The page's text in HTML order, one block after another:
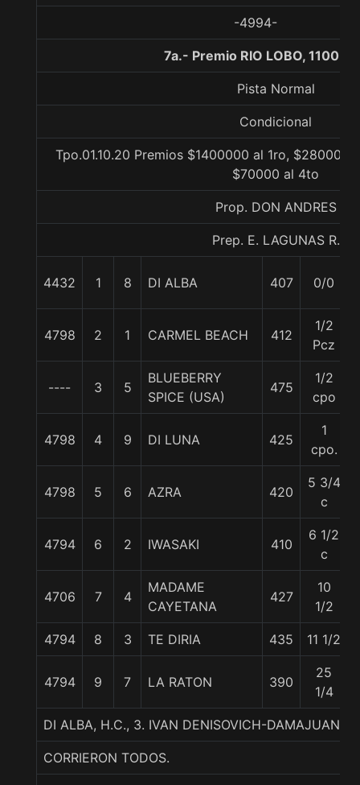
-4994-
7a.- Premio RIO LOBO, 1100
Pista Normal
Condicional
Tpo.01.10.20 Premios $1400000 al 1ro, $280000
$70000 al 4to
Prop. DON ANDRES
Prep. E. LAGUNAS R.
4432 1 8 DI ALBA 407 0/0
4798 2 1 CARMEL BEACH 412
1/2
Pcz
---- 3 5
BLUEBERRY
SPICE (USA)
475
1/2
cpo
4798 4 9 DI LUNA 425
1
cpo.
4798 5 6 AZRA 420
5 3/4
c
4794 6 2 IWASAKI 410
6 1/2
c
4706 7 4
MADAME
CAYETANA
427
10
1/2
4794 8 3 TE DIRIA 435 11 1/2
4794 9 7 LA RATON 390
25
1/4
DI ALBA, H.C., 3. IVAN DENISOVICH-DAMAJUANA-
CORRIERON TODOS.